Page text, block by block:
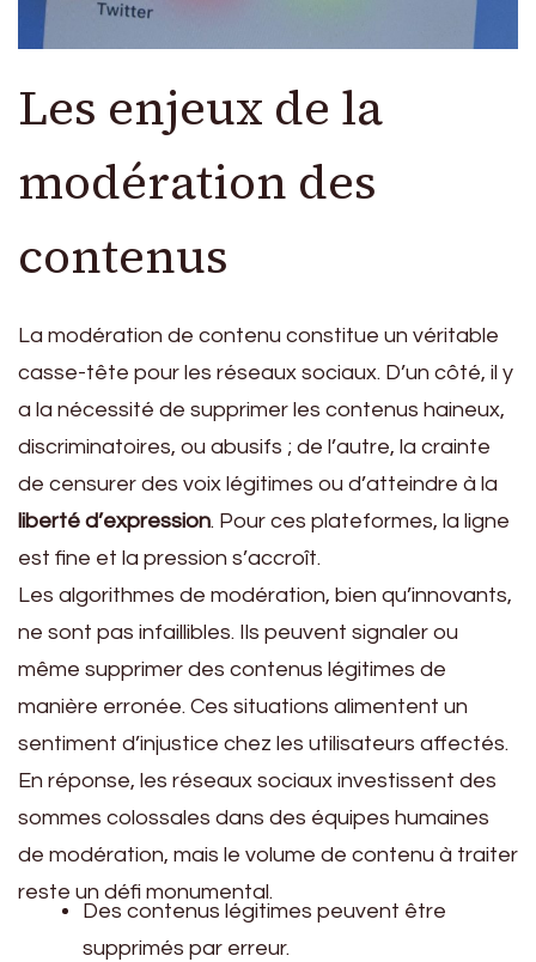
Les enjeux de la
modération des
contenus
La modération de contenu constitue un véritable
casse-tête pour les réseaux sociaux. D’un côté, il y
a la nécessité de supprimer les contenus haineux,
discriminatoires, ou abusifs ; de l’autre, la crainte
de censurer des voix légitimes ou d’atteindre à la
liberté d’expression. Pour ces plateformes, la ligne
est fine et la pression s’accroît.
Les algorithmes de modération, bien qu’innovants,
ne sont pas infaillibles. Ils peuvent signaler ou
même supprimer des contenus légitimes de
manière erronée. Ces situations alimentent un
sentiment d’injustice chez les utilisateurs affectés.
En réponse, les réseaux sociaux investissent des
sommes colossales dans des équipes humaines
de modération, mais le volume de contenu à traiter
reste un défi monumental.
Des contenus légitimes peuvent être
supprimés par erreur.